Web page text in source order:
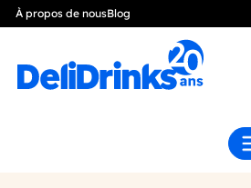
À propos de nousBlog